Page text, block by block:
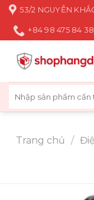
Skip
content
53/2 NGUYỄN
+84 98 475 84 38
kiếm:
Trang chủ /